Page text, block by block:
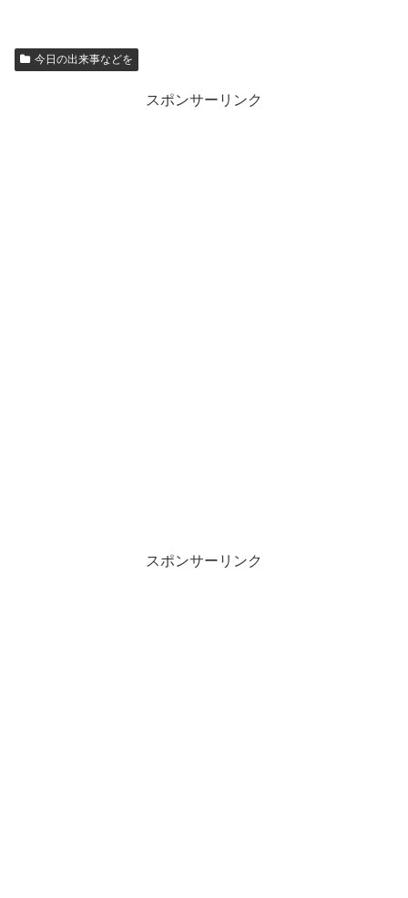
今日の出来事などを
スポンサーリンク
スポンサーリンク